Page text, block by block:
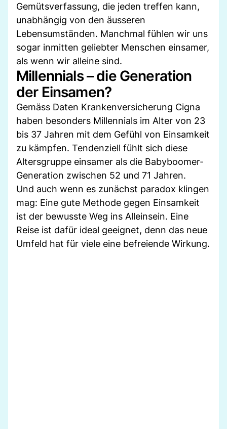
Gemütsverfassung, die jeden treffen kann,
unabhängig von den äusseren
Lebensumständen. Manchmal fühlen wir uns
sogar inmitten geliebter Menschen einsamer,
als wenn wir alleine sind.
Millennials – die Generation
der Einsamen?
Gemäss Daten Krankenversicherung Cigna
haben besonders Millennials im Alter von 23
bis 37 Jahren mit dem Gefühl von Einsamkeit
zu kämpfen. Tendenziell fühlt sich diese
Altersgruppe einsamer als die Babyboomer-
Generation zwischen 52 und 71 Jahren.
Und auch wenn es zunächst paradox klingen
mag: Eine gute Methode gegen Einsamkeit
ist der bewusste Weg ins Alleinsein. Eine
Reise ist dafür ideal geeignet, denn das neue
Umfeld hat für viele eine befreiende Wirkung.